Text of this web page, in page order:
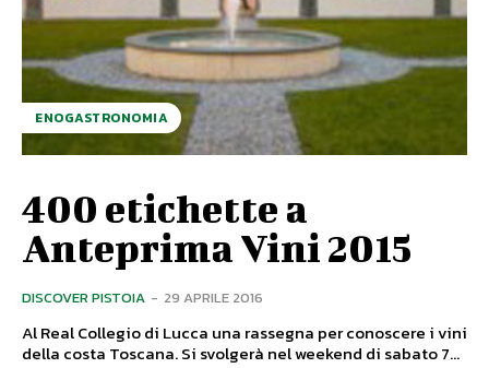
ENOGASTRONOMIA
400 etichette a
Anteprima Vini 2015
DISCOVER PISTOIA - 29 APRILE 2016
Al Real Collegio di Lucca una rassegna per conoscere i vini
della costa Toscana. Si svolgerà nel weekend di sabato 7...